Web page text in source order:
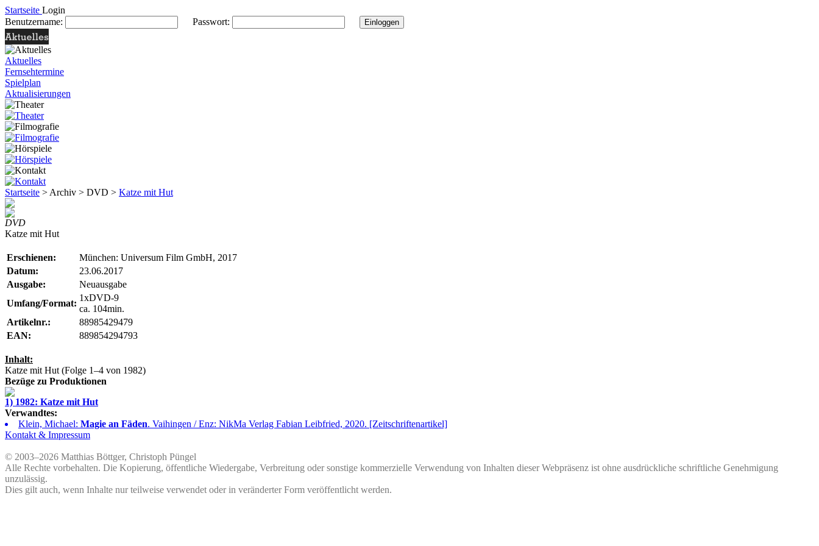
Startseite Login
Benutzername:
Passwort:
Aktuelles
Fernsehtermine
Spielplan
Aktualisierungen
Startseite > Archiv > DVD > Katze mit Hut
DVD
Katze mit Hut
Erschienen:
München: Universum Film GmbH, 2017
Datum:
23.06.2017
Ausgabe:
Neuausgabe
Umfang/Format:
1xDVD-9
ca. 104min.
Artikelnr.:
88985429479
EAN:
889854294793
Inhalt:
Katze mit Hut (Folge 1–4 von 1982)
Bezüge zu Produktionen
1) 1982: Katze mit Hut
Verwandtes:
Klein, Michael: Magie an Fäden. Vaihingen / Enz: NikMa Verlag Fabian Leibfried, 2020. [Zeitschriftenartikel]
Kontakt & Impressum
© 2003–2026 Matthias Böttger, Christoph Püngel
Alle Rechte vorbehalten. Die Kopierung, öffentliche Wiedergabe, Verbreitung oder sonstige kommerzielle Verwendung von Inhalten dieser Webpräsenz ist ohne ausdrückliche schriftliche Genehmigung
unzulässig.
Dies gilt auch, wenn Inhalte nur teilweise verwendet oder in veränderter Form veröffentlicht werden.